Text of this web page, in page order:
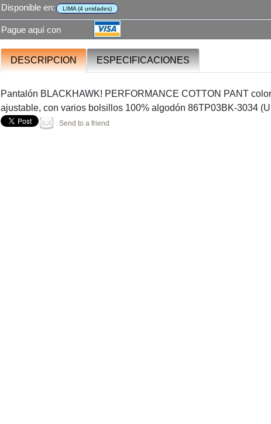
Disponible en: LIMA (4 unidades)
Pague aquí con
DESCRIPCION ESPECIFICACIONES
Pantalón BLACKHAWK! PERFORMANCE COTTON PANT
ajustable, con varios bolsillos 100% algodón 86TP03BK-3034
Send to a friend